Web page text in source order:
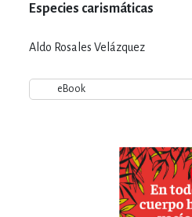
Especies carismáticas
Aldo Rosales Velázquez
eBook